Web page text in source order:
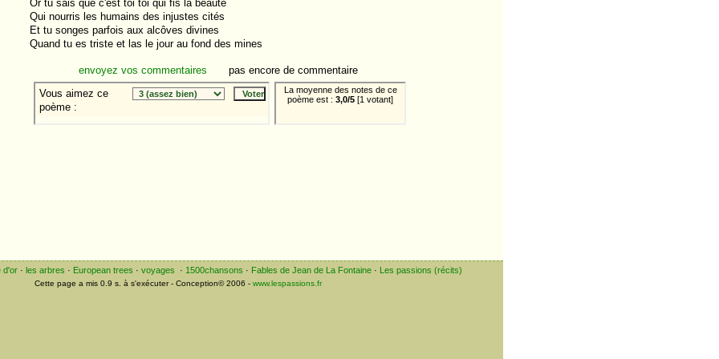
Or tu sais que c'est toi toi qui fis la beauté
Qui nourris les humains des injustes cités
Et tu songes parfois aux alcôves divines
Quand tu es triste et las le jour au fond des mines
envoyez vos commentaires pas encore de commentaire
d'or · les arbres · European trees · voyages · 1500chansons · Fables de Jean de La Fontaine · Les passions (récits)
Cette page a mis 0.9 s. à s'exécuter - Conception© 2006 - www.lespassions.fr